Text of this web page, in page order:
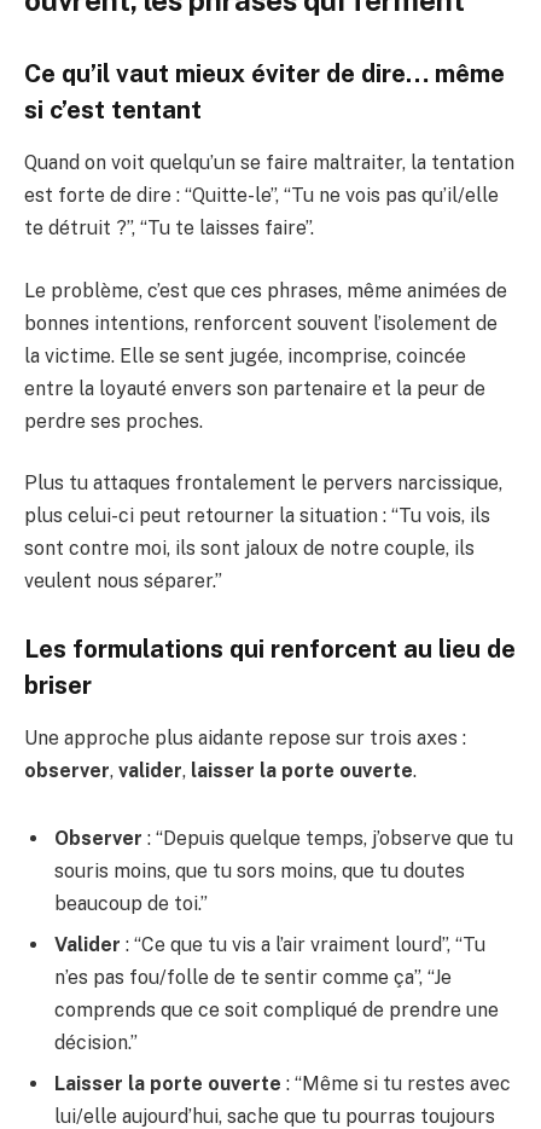
Ce qu’il vaut mieux éviter de dire… même
si c’est tentant
Quand on voit quelqu’un se faire maltraiter, la tentation
est forte de dire : “Quitte-le”, “Tu ne vois pas qu’il/elle
te détruit ?”, “Tu te laisses faire”.
Le problème, c’est que ces phrases, même animées de
bonnes intentions, renforcent souvent l’isolement de
la victime. Elle se sent jugée, incomprise, coincée
entre la loyauté envers son partenaire et la peur de
perdre ses proches.
Plus tu attaques frontalement le pervers narcissique,
plus celui-ci peut retourner la situation : “Tu vois, ils
sont contre moi, ils sont jaloux de notre couple, ils
veulent nous séparer.”
Les formulations qui renforcent au lieu de
briser
Une approche plus aidante repose sur trois axes :
observer, valider, laisser la porte ouverte.
Observer : “Depuis quelque temps, j’observe que tu
souris moins, que tu sors moins, que tu doutes
beaucoup de toi.”
Valider : “Ce que tu vis a l’air vraiment lourd”, “Tu
n’es pas fou/folle de te sentir comme ça”, “Je
comprends que ce soit compliqué de prendre une
décision.”
Laisser la porte ouverte : “Même si tu restes avec
lui/elle aujourd’hui, sache que tu pourras toujours